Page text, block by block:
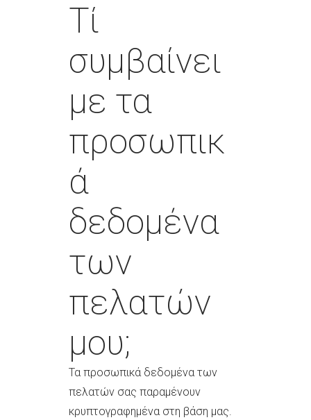
Τί
συμβαίνει
με τα
προσωπικ
ά
δεδομένα
των
πελατών
μου;
Τα προσωπικά δεδομένα των
πελατών σας παραμένουν
κρυπτογραφημένα στη βάση μας.